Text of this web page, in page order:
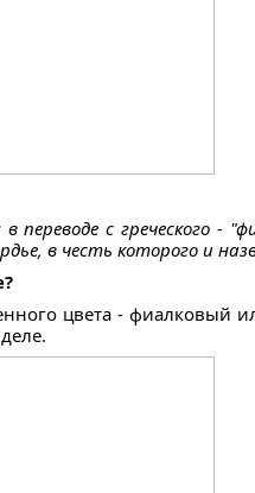
с греческого -
в честь которого и
цвета - фиалковый